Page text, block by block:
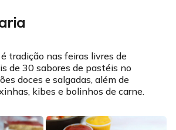
tradição nas feiras livres de
de 30 sabores de pastéis no
doces e salgadas, além de
kibes e bolinhos de carne.